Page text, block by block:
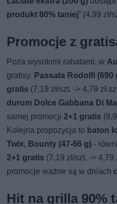
produkt 80% taniej” (4,99 zł/
Promocje z
Poza wysokimi rabatami, w
gratisy. Passata Rodolfi (690
gratis (7,19 zł/szt. -> 4,79
durum Dolce Gabbana Di
samej promocji2+1 gratis
Kolejna propozycja to baton
Twix, Bounty (47-66 g) -
2+1 gratis (7,19 zł/szt. ->
promocje ważne są w dniach
Hit na grilla 90%